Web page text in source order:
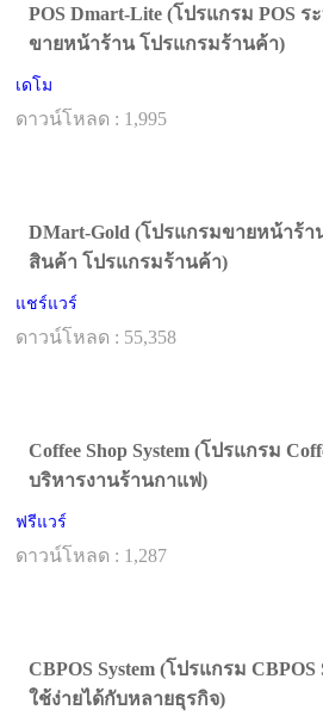
POS Dmart-Lite (โปรแกรม POS
ขายหน้าร้าน โปรแกรมร้านค้า)
เดโม
ดาวน์โหลด : 1,995
DMart-Gold (โปรแกรมขายหน้าร้า
สินค้า โปรแกรมร้านค้า)
แชร์แวร์
ดาวน์โหลด : 55,358
Coffee Shop System (โปรแกรม
บริหารงานร้านกาแฟ)
ฟรีแวร์
ดาวน์โหลด : 1,287
CBPOS System (โปรแกรม
ใช้ง่ายได้กับหลายธุรกิจ)